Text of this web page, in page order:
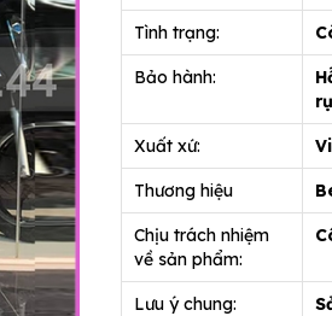
Tình trạng:
Bảo hành:
Xuất xứ:
Thương hiệu
Chịu trách nhiệm
về sản phẩm:
Lưu ý chung: